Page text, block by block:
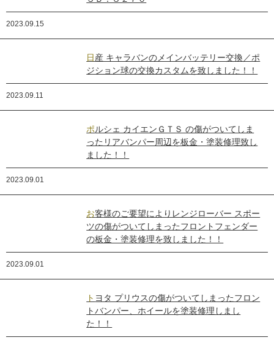
2023.09.15
日産 キャラバンのメインバッテリー交換／ポ
ジション球の交換カスタムを致しました！！
2023.09.11
ポルシェ カイエンＧＴＳ の傷がついてしま
ったリアバンパー周辺を板金・塗装修理致し
ました！！
2023.09.01
お客様のご要望によりレンジローバー スポー
ツの傷がついてしまったフロントフェンダー
の板金・塗装修理を致しました！！
2023.09.01
トヨタ プリウスの傷がついてしまったフロン
トバンパー、ホイールを塗装修理しまし
た！！